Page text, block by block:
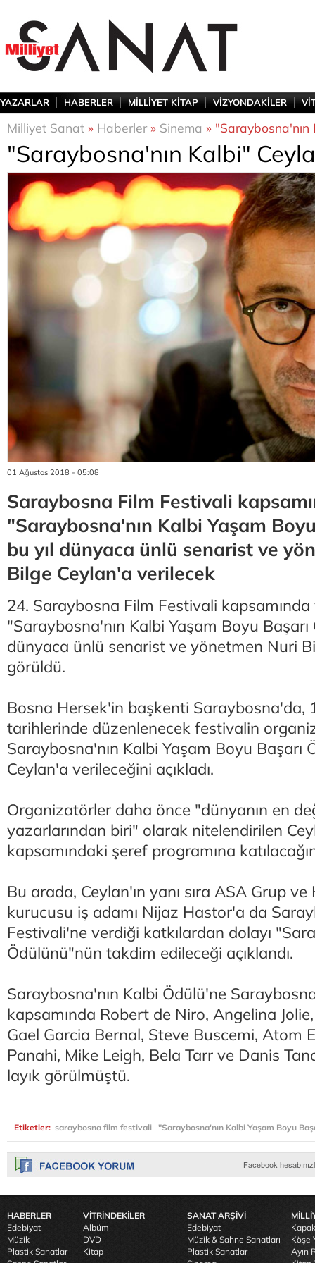
YAZARLAR HABERLER MİLLİYET KİTAP VİZYONDAKİLER
Milliyet Sanat » Haberler» Sinema »
"Saraybosna'nın Kalbi"
01 Ağustos 2018 - 05:08
Saraybosna Film Festivali
"Saraybosna'nın Kalbi Yaşam
bu yıl dünyaca ünlü senarist ve
Bilge Ceylan'a verilecek
24. Saraybosna Film Festivali kapsamında
"Saraybosna'nın Kalbi Yaşam Boyu Başarı
dünyaca ünlü senarist ve yönetmen Nuri
görüldü.
Bosna Hersek'in başkenti Saraybosna'da,
tarihlerinde düzenlenecek festivalin
Saraybosna'nın Kalbi Yaşam Boyu Başarı
Ceylan'a verileceğini açıkladı.
Organizatörler daha önce "dünyanın en
yazarlarından biri" olarak nitelendirilen
kapsamındaki şeref programına
Bu arada, Ceylan'ın yanı sıra ASA Grup
kurucusu iş adamı Nijaz Hastor'a da
Festivali'ne verdiği katkılardan dolayı
Ödülünü"nün takdim edileceği açıklandı.
Saraybosna'nın Kalbi Ödülü'ne
kapsamında Robert de Niro, Angelina
Gael Garcia Bernal, Steve Buscemi, Atom
Panahi, Mike Leigh, Bela Tarr ve Danis
layık görülmüştü.
Etiketler: saraybosna film festivali "Saraybosna'nın Kalbi Yaşam Boyu
HABERLER
Edebiyat
Müzik
Plastik Sanatlar
VİTRİNDEKİLER
Albüm
DVD
Kitap
SANAT ARŞİVİ
Edebiyat
Müzik & Sahne Sanatları
Plastik Sanatlar
Köşe
Ayın